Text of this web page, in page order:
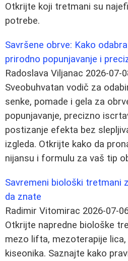
Otkrijte koji tretmani su
potrebe.
Savršene obrve: Kako
prirodno popunjavanje i
Radoslava Viljanac 2026-07-
Sveobuhvatan vodič za
senke, pomade i gela za
popunjavanje, precizno
postizanje efekta bez
izgleda. Otkrijte kako da
nijansu i formulu za vaš tip
Savremeni biološki tretmani
da znate
Radimir Vitomirac 2026-07-
Otkrijte napredne biološke
mezo lifta, mezoterapije
kiseonika. Saznajte kako